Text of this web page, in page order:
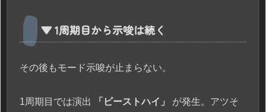
▼ 1周期目から示唆は続く
その後もモード示唆が止まらない。
1周期目では演出 「ビーストハイ」
が発生。アツそ